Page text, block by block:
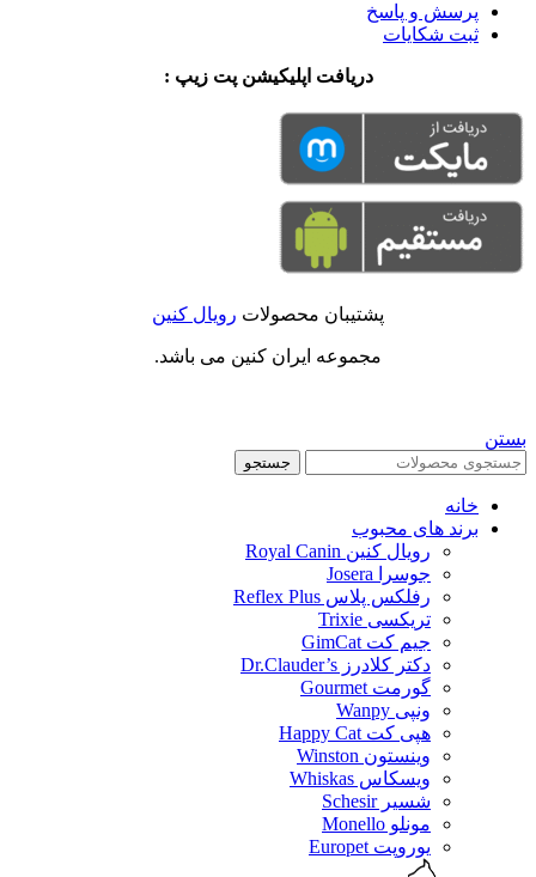
پرسش و پاسخ
ثبت شکایات
دریافت اپلیکیشن پت زیپ :
پشتیبان محصولات رویال کنین
مجموعه ایران کنین می باشد.
بستن
جستجو
خانه
برند های محبوب
رویال کنین Royal Canin
جوسرا Josera
رفلکس پلاس Reflex Plus
تریکسی Trixie
جیم کت GimCat
دکتر کلادرز Dr.Clauder’s
گورمت Gourmet
ونپی Wanpy
هپی کت Happy Cat
وینستون Winston
ویسکاس Whiskas
شسیر Schesir
مونلو Monello
یوروپت Europet